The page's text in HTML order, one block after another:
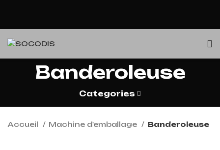
Banderoleuse
Categories
Accueil Machine d'emballage Banderoleuse